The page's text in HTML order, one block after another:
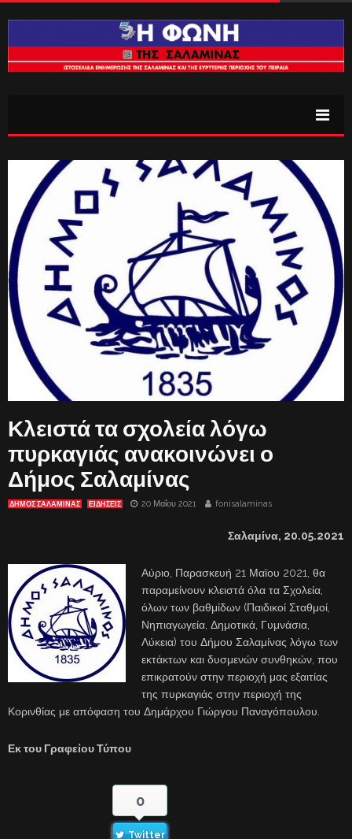
Κλειστά τα σχολεία λόγω
πυρκαγιάς ανακοινώνει ο
Δήμος Σαλαμίνας
ΔΗΜΟΣ ΣΑΛΑΜΙΝΑΣ ΕΙΔΗΣΕΙΣ 20 Μαΐου 2021 fonisalaminas
Σαλαμίνα, 20.05.2021
Αύριο, Παρασκευή 21 Μαϊου 2021, θα
παραμείνουν κλειστά όλα τα Σχολεία,
όλων των βαθμίδων (Παιδικοί Σταθμοί,
Νηπιαγωγεία, Δημοτικά, Γυμνάσια,
Λύκεια) του Δήμου Σαλαμίνας λόγω των
εκτάκτων και δυσμενών συνθηκών, που
επικρατούν στην περιοχή μας εξαιτίας
της πυρκαγιάς στην περιοχή της
Κορινθίας με απόφαση του Δημάρχου Γιώργου Παναγόπουλου.
Εκ του Γραφείου Τύπου
0
Twitter